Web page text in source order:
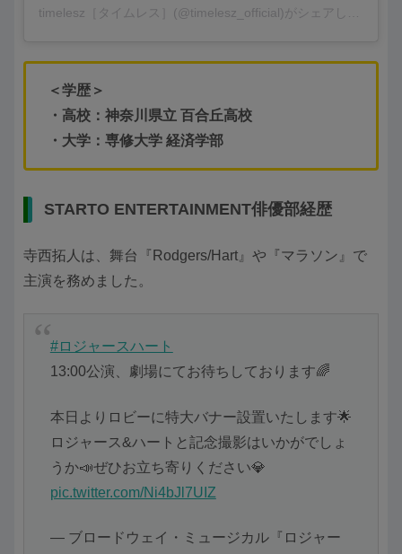
＜学歴＞
・高校：神奈川県立 百合丘高校
・大学：専修大学 経済学部
STARTO ENTERTAINMENT俳優部経歴
寺西拓人は、舞台『Rodgers/Hart』や『マラソン』で
主演を務めました。
#ロジャースハート
13:00公演、劇場にてお待ちしております🌈
本日よりロビーに特大バナー設置いたします🌟
ロジャース&ハートと記念撮影はいかがでしょ
うか📣ぜひお立ち寄りください💎
pic.twitter.com/Ni4bJl7UIZ
— ブロードウェイ・ミュージカル『ロジャー